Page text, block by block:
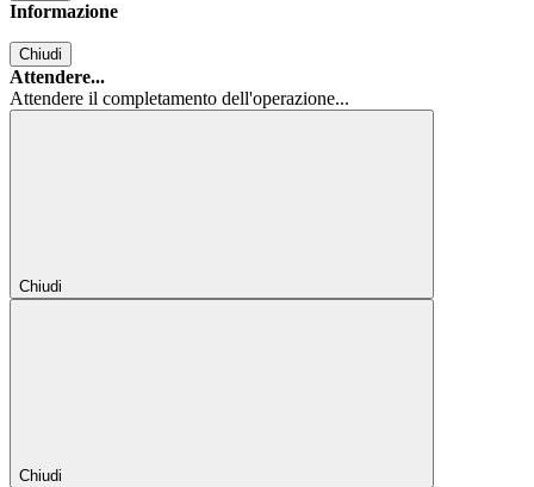
Informazione
Chiudi
Attendere...
Attendere il completamento dell'operazione...
Chiudi
Chiudi